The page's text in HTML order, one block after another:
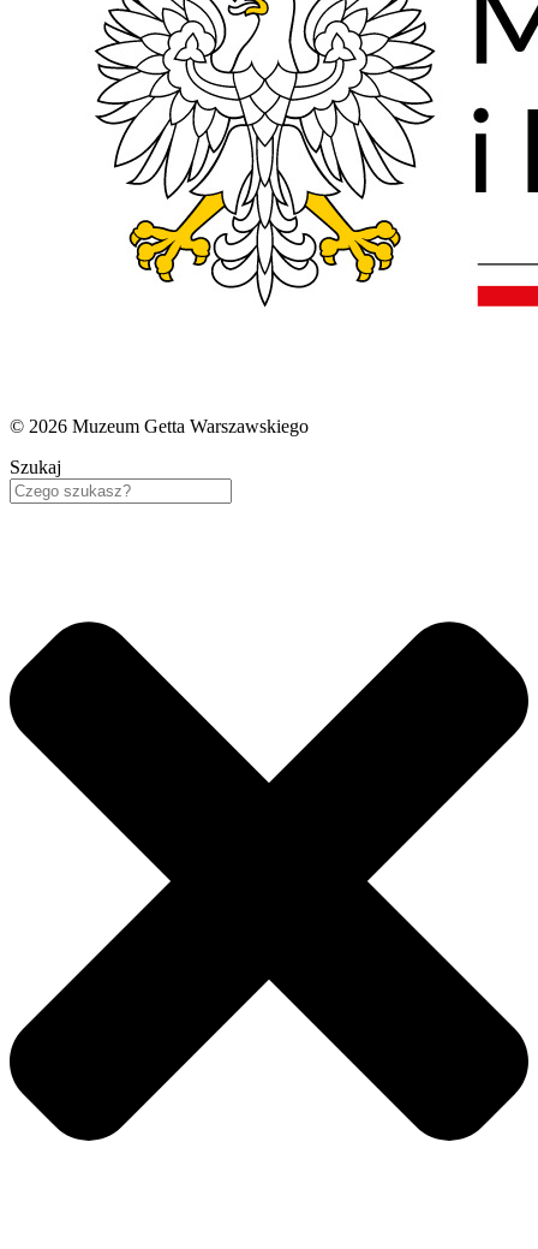
© 2026 Muzeum Getta Warszawskiego
Szukaj